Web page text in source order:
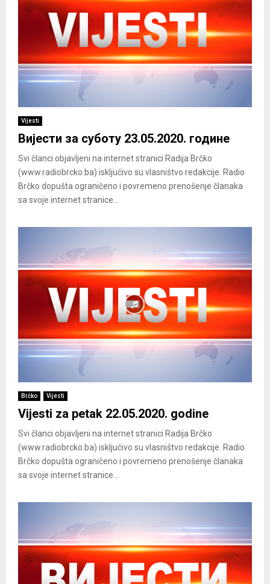
Vijesti
Вијести за суботу 23.05.2020. године
Svi članci objavljeni na internet stranici Radija Brčko
(www.radiobrcko.ba) isključivo su vlasništvo redakcije. Radio
Brčko dopušta ograničeno i povremeno prenošenje članaka
sa svoje internet stranice...
Brčko Vijesti
Vijesti za petak 22.05.2020. godine
Svi članci objavljeni na internet stranici Radija Brčko
(www.radiobrcko.ba) isključivo su vlasništvo redakcije. Radio
Brčko dopušta ograničeno i povremeno prenošenje članaka
sa svoje internet stranice...